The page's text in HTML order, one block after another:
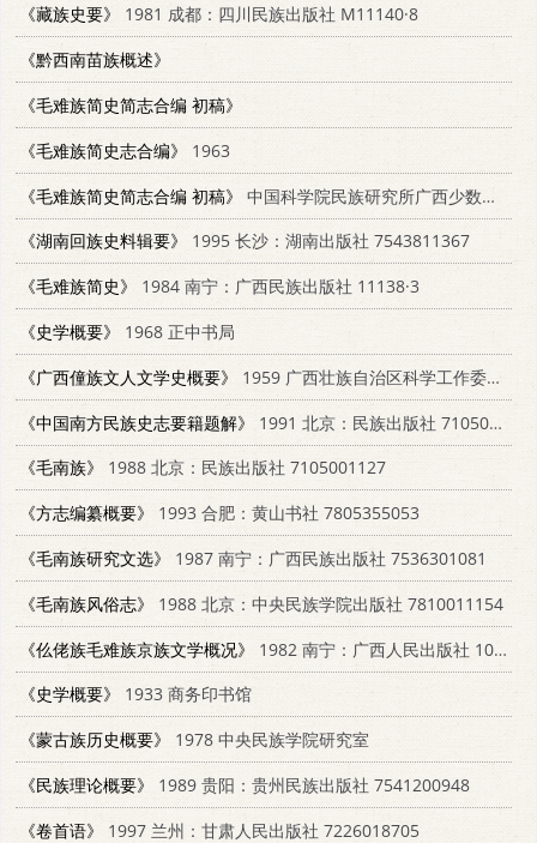
《藏族史要》
1981 成都：四川民族出版社 M11140·8
《黔西南苗族概述》
《毛难族简史简志合编 初稿》
《毛难族简史志合编》
1963
《毛难族简史简志合编 初稿》
中国科学院民族研究所广西少数民族社会历史调查组
《湖南回族史料辑要》
1995 长沙：湖南出版社 7543811367
《毛难族简史》
1984 南宁：广西民族出版社 11138·3
《史学概要》
1968 正中书局
《广西僮族文人文学史概要》
1959 广西壮族自治区科学工作委员会僮族文学史编辑室
《中国南方民族史志要籍题解》
1991 北京：民族出版社 7105006676
《毛南族》
1988 北京：民族出版社 7105001127
《方志编纂概要》
1993 合肥：黄山书社 7805355053
《毛南族研究文选》
1987 南宁：广西民族出版社 7536301081
《毛南族风俗志》
1988 北京：中央民族学院出版社 7810011154
《仫佬族毛难族京族文学概况》
1982 南宁：广西人民出版社 10113·230
《史学概要》
1933 商务印书馆
《蒙古族历史概要》
1978 中央民族学院研究室
《民族理论概要》
1989 贵阳：贵州民族出版社 7541200948
《卷首语》
1997 兰州：甘肃人民出版社 7226018705